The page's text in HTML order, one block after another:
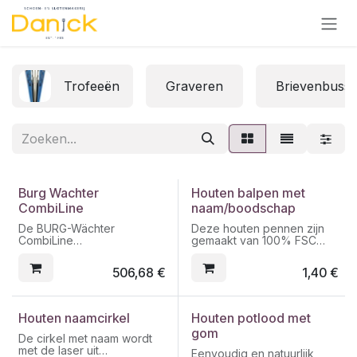
Overslaan naar inhoud
Trofeeën Graveren
Burg Wachter
CombiLine
De BURG-Wächter
CombiLine
dubbelwandig en zijn
getest op inbraak en brand.
Verkrijgbaar met sleutel of
elektronisch slot. Wij raden
steeds het elektronische
slot aan omdat u zo uw
veiligheid vergroot!
506,68 €
Houten balpen met
naam/boodschap
Deze houten pennen zijn
gemaakt van 100% FSC
De pennen hebben blauwe
inkt.
Materiaal: hout
Formaat: 140x7 mm
Prijs: 1,60 euro/stuk
(minimum afname voor
deze prijs is 10 stuks,
1,40€
Houten naamcirkel
De cirkel met naam wordt
met de laser uit
Houten potlood met
gom
Eenvoudig en natuurlijk